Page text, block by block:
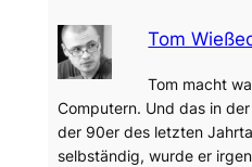
Tom
Tom macht
Computern. Und das in
der 90er des letzten
selbständig, wurde er